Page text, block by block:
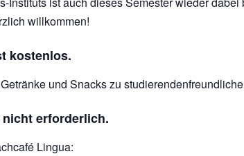
willkommen!
kostenlos.
und Snacks zu
erforderlich.
Lingua: